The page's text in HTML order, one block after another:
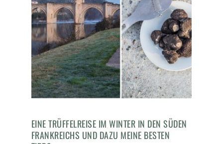
EINE TRÜFFELREISE IM WINTER IN DEN SÜDEN
FRANKREICHS UND DAZU MEINE BESTEN